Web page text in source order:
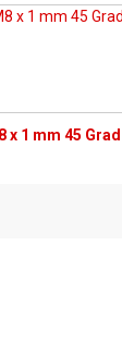
x 1 mm 45 Grad